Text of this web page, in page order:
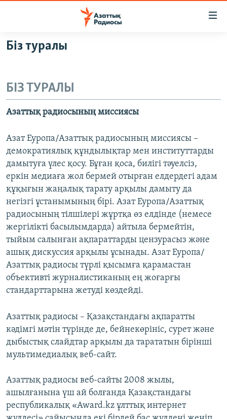
Skip
Skip
main
Skip
to
Search
ЖАҢАЛЫҚТАР
AZATTYQTV
ҚАҢТАР ОҚИҒАСЫ
ӘЛЕУМЕТ
ӘЛЕМ
АРНАЙЫ ЖОБАЛАР
Русский
ЖАЗЫЛЫҢЫЗ
Басқа тілдерде
Біз туралы
БІЗ ТУРАЛЫ
Азаттық радиосының миссиясы
Азат Еуропа/Азаттық радиосының миссиясы –
демократиялық құндылықтар мен институттарды
дамытуға үлес қосу. Бұған қоса, билігі тәуелсіз,
еркін медиаға жол бермей отырған елдердегі адам
құқығын жаңалық тарату арқылы дамыту да
негізгі ұстанымының бірі. Азат Еуропа/Азаттық
радиосының тілшілері жұртқа өз елдінде (немесе
жергілікті басылымдарда) айтыла бермейтін,
тыйым салынған ақпараттарды цензурасыз және
ашық дискуссия арқылы ұсынады. Азат Еуропа/
Азаттық радиосы түрлі қысымға қарамастан
объективті журналистиканың ең жоғарғы
стандарттарына жетуді көздейді.
Азаттық радиосы – Қазақстандағы ақпаратты
кәдімгі мәтін түрінде де, бейнекөрініс, сурет және
дыбыстық слайдтар арқылы да тарататын бірінші
мультимедиалық веб-сайт.
Азаттық радиосы веб-сайты 2008 жылы,
ашылғанына үш ай болғанда Қазақстандағы
республикалық «Award.kz ұлттық интернет